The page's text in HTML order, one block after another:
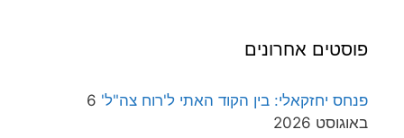
פוסטים אחרונים
פנחס יחזקאלי: בין הקוד האתי ל'רוח צה"ל' 6
באוגוסט 2026